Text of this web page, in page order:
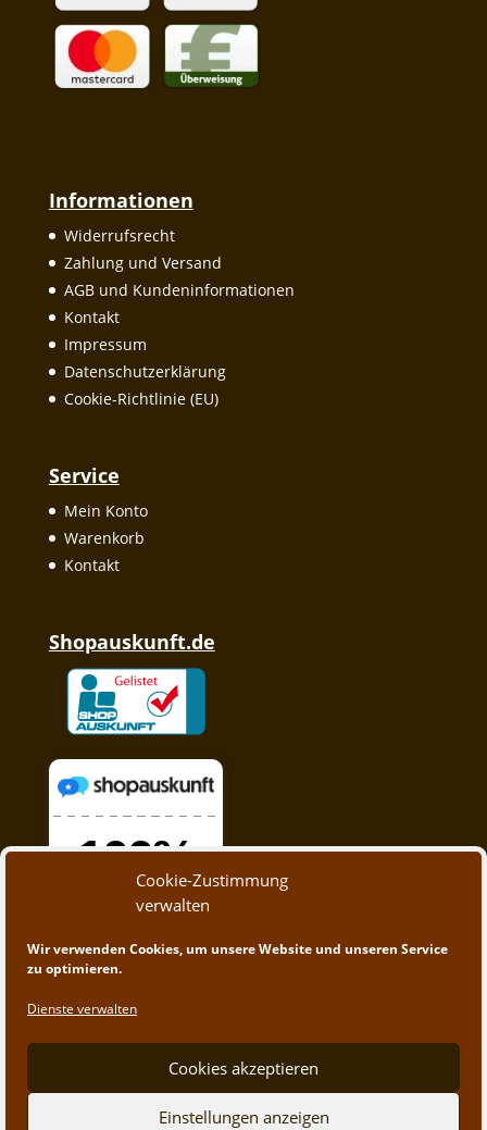
Cookie-Zustimmung
verwalten
Wir verwenden Cookies, um unsere Website und unseren Service
zu optimieren.
Dienste verwalten
Cookies akzeptieren
Einstellungen anzeigen
Informationen
Widerrufsrecht
Zahlung und Versand
AGB und Kundeninformationen
Kontakt
Impressum
Datenschutzerklärung
Cookie-Richtlinie (EU)
Service
Mein Konto
Warenkorb
Kontakt
Shopauskunft.de